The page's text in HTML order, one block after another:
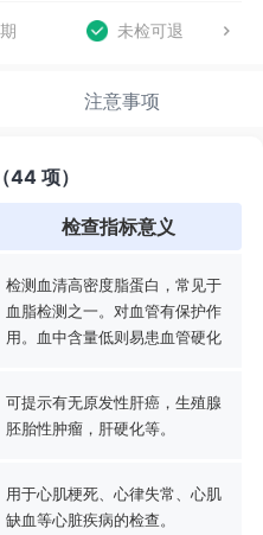
未检可退
注意事项
44 项）
检查指标意义
检测血清高密度脂蛋白，常见于
血脂检测之一。对血管有保护作
用。血中含量低则易患血管硬化
可提示有无原发性肝癌，生殖腺
胚胎性肿瘤，肝硬化等。
用于心肌梗死、心律失常、心肌
缺血等心脏疾病的检查。